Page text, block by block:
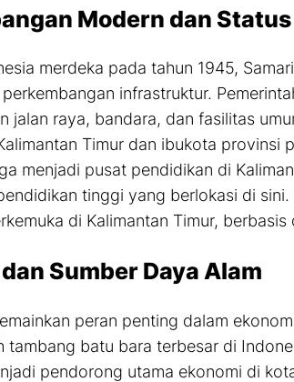
Modern dan
merdeka pada tahun 1945,
infrastruktur.
jalan raya, bandara, dan fasilitas
Timur dan ibukota provinsi
menjadi pusat pendidikan di
tinggi yang berlokasi di
di Kalimantan Timur, berbasis
Sumber Daya Alam
peran penting dalam
tambang batu bara terbesar di
pendorong utama ekonomi di